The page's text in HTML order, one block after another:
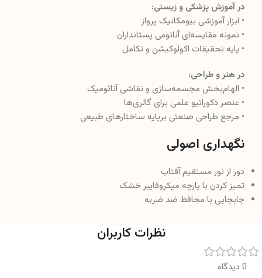
در آموزش پزشکی و زیستی:
• ابزار آموزشی بیومکانیک پرواز
• نمونه مقایسه‌ای آناتومی پستانداران
• پایه تحقیقات اکولوکیشن و تکامل
در هنر و طراحی:
• الهام‌بخش مجسمه‌سازی و نقاشی آناتومیک
• عنصر دکوراتیو علمی برای گالری‌ها
• مرجع طراحی صنعتی برپایه ساختارهای طبیعی
نگهداری اصولی
دور از نور مستقیم آفتاب
تمیز کردن با پارچه میکروفایبر خشک
جابجایی با محافظ ضد ضربه
نظرات کاربران
0 دیدگاه